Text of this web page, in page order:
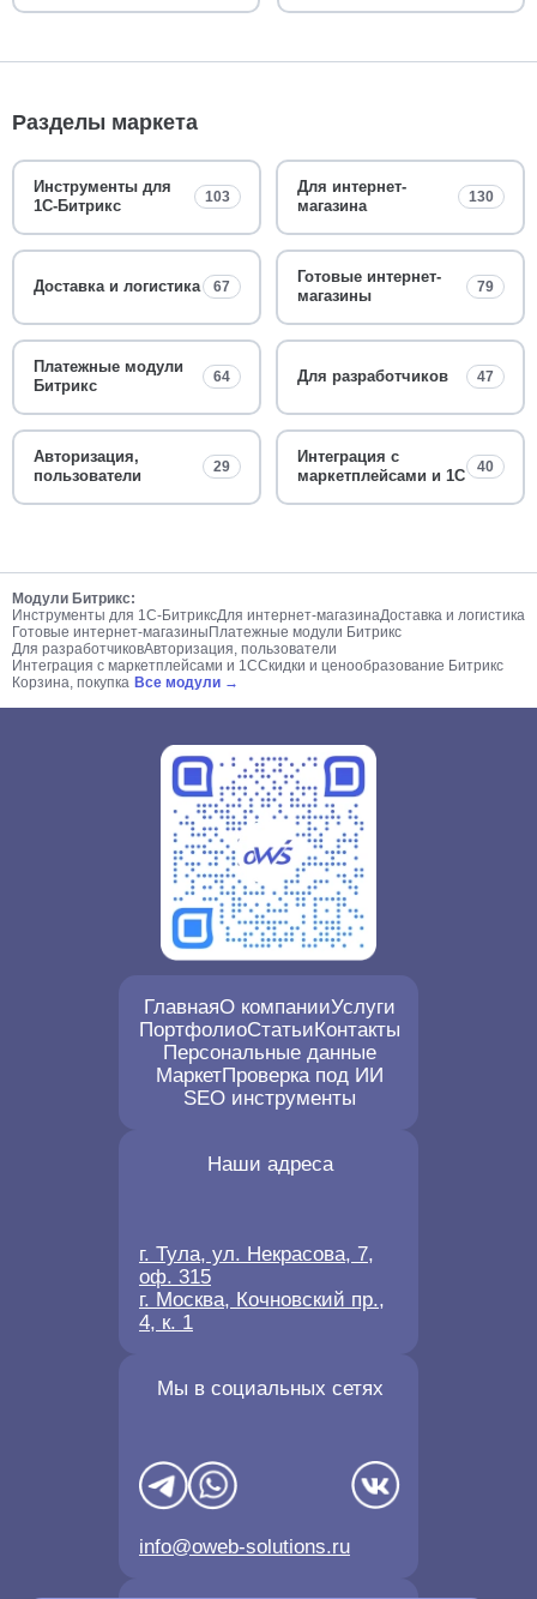
Разделы маркета
Инструменты для
1С-Битрикс
103
Для интернет-
магазина
130
Доставка и логистика 67
Готовые интернет-
магазины
79
Платежные модули
Битрикс
64 Для разработчиков 47
Авторизация,
пользователи
29
Интеграция с
маркетплейсами и 1С
40
Модули Битрикс:
Инструменты для 1С-БитриксДля интернет-магазинаДоставка и логистика
Готовые интернет-магазиныПлатежные модули Битрикс
Для разработчиковАвторизация, пользователи
Интеграция с маркетплейсами и 1ССкидки и ценообразование Битрикс
Корзина, покупка Все модули →
ГлавнаяО компанииУслуги
ПортфолиоСтатьиКонтакты
Персональные данные
МаркетПроверка под ИИ
SEO инструменты
Мы в социальных сетях
info@oweb-solutions.ru
Наши адреса
г. Тула, ул. Некрасова, 7,
оф. 315
г. Москва, Кочновский пр.,
4, к. 1